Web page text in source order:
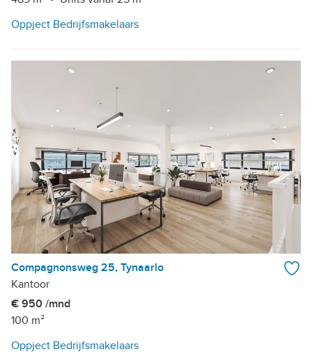
Oppject Bedrijfsmakelaars
Compagnonsweg 25, Tynaarlo
Kantoor
€ 950 /mnd
100 m²
Oppject Bedrijfsmakelaars